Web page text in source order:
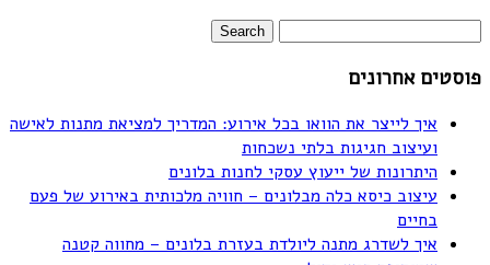
פוסטים אחרונים
איך לייצר את הוואו בכל אירוע: המדריך למציאת מתנות לאישה
ועיצוב חגיגות בלתי נשכחות
היתרונות של ייעוץ עסקי לחנות בלונים
עיצוב כיסא כלה מבלונים – חוויה מלכותית באירוע של פעם
בחיים
איך לשדרג מתנה ליולדת בעזרת בלונים – מחווה קטנה